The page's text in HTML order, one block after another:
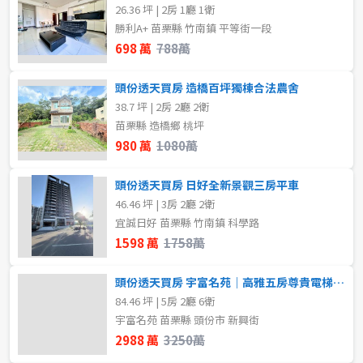
2樓 3樓
4樓
11~20樓
~
格局
不拘
3房
5房以上
格局
不拘
3房
租金(元)
26.36 坪 | 2房 1廳 1衛
勝利A+ 苗栗縣 竹南鎮 平等街一段
698 萬 788萬
頭份透天買房 造橋百坪獨棟合法農舍
38.7 坪 | 2房 2廳 2衛
苗栗縣 造橋鄉 桃坪
980 萬 1080萬
頭份透天買房 日好全新景觀三房平車
46.46 坪 | 3房 2廳 2衛
宜誠日好 苗栗縣 竹南鎮 科學路
1598 萬 1758萬
頭份透天買房 宇富名苑｜高雅五房尊貴電梯美墅
84.46 坪 | 5房 2廳 6衛
宇富名苑 苗栗縣 頭份市 新興街
2988 萬 3250萬